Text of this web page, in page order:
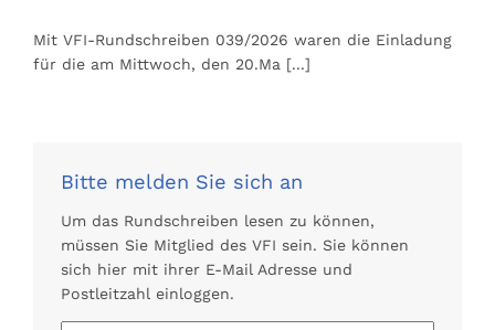
Mit VFI-Rundschreiben 039/2026 waren die Einladung
für die am Mittwoch, den 20.Ma [...]
Bitte melden Sie sich an
Um das Rundschreiben lesen zu können,
müssen Sie Mitglied des VFI sein. Sie können
sich hier mit ihrer E-Mail Adresse und
Postleitzahl einloggen.